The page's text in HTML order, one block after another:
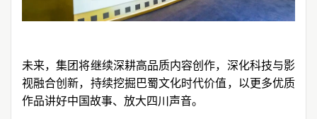
未来，集团将继续深耕高品质内容创作，深化科技与影
视融合创新，持续挖掘巴蜀文化时代价值，以更多优质
作品讲好中国故事、放大四川声音。